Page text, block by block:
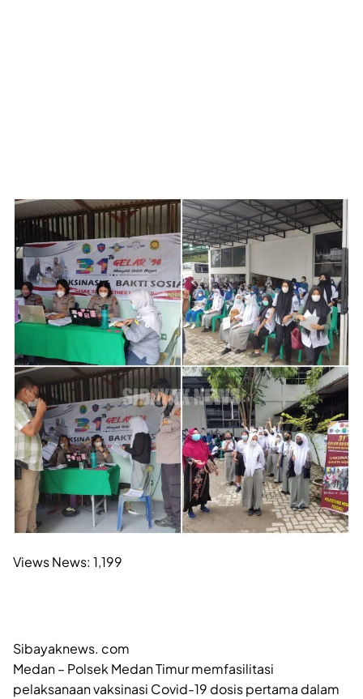
Views News: 1,199
Sibayaknews. com
Medan – Polsek Medan Timur memfasilitasi
pelaksanaan vaksinasi Covid-19 dosis pertama dalam